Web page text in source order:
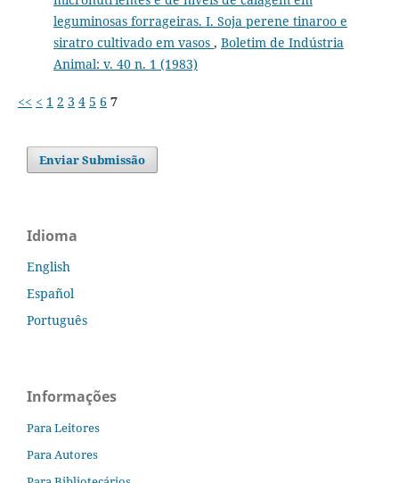
leguminosas forrageiras. I. Soja perene tinaroo e
siratro cultivado em vasos , Boletim de Indústria
Animal: v. 40 n. 1 (1983)
<< < 1 2 3 4 5 6 7
Enviar Submissão
Idioma
English
Español
Português
Informações
Para Leitores
Para Autores